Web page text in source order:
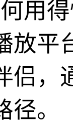
用
放平
侣，
。